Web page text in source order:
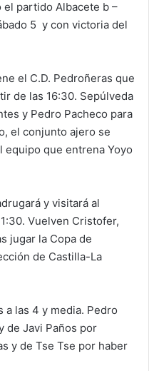
partido Albacete b –
5 y con victoria del
el C.D. Pedroñeras que
de las 16:30. Sepúlveda
y Pedro Pacheco para
el conjunto ajero se
equipo que entrena Yoyo
y visitará al
Vuelven Cristofer,
jugar la Copa de
de Castilla-La
a las 4 y media. Pedro
de Javi Paños por
y de Tse Tse por haber